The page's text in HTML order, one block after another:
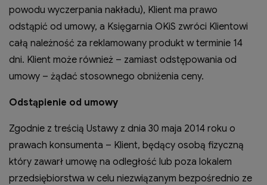
powodu wyczerpania nakładu), Klient ma prawo
odstąpić od umowy, a Księgarnia OKiS zwróci Klientowi
całą należność za reklamowany produkt w terminie 14
dni. Klient może również – zamiast odstępowania od
umowy – żądać stosownego obniżenia ceny.
Odstąpienie od umowy
Zgodnie z treścią Ustawy z dnia 30 maja 2014 roku o
prawach konsumenta – Klient, będący osobą fizyczną
który zawarł umowę na odległość lub poza lokalem
przedsiębiorstwa w celu niezwiązanym bezpośrednio ze